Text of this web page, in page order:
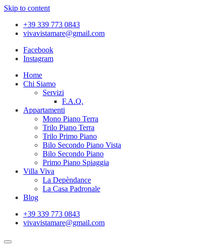
Skip to content
+39 339 773 0843
vivavistamare@gmail.com
Facebook
Instagram
Home
Chi Siamo
Servizi
F.A.Q.
Appartamenti
Mono Piano Terra
Trilo Piano Terra
Trilo Primo Piano
Bilo Secondo Piano Vista
Bilo Secondo Piano
Primo Piano Spiaggia
Villa Viva
La Depèndance
La Casa Padronale
Blog
+39 339 773 0843
vivavistamare@gmail.com